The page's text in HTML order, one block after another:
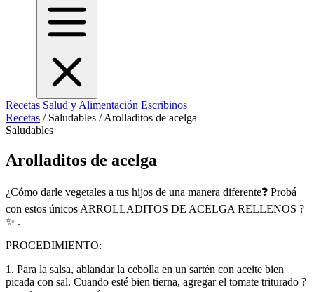
Recetas Salud y Alimentación Escribinos
Recetas / Saludables / Arolladitos de acelga
Saludables
Arolladitos de acelga
¿Cómo darle vegetales a tus hijos de una manera diferente❓ Probá
con estos únicos ARROLLADITOS DE ACELGA RELLENOS ?
✨ .
PROCEDIMIENTO:
1. Para la salsa, ablandar la cebolla en un sartén con aceite bien
picada con sal. Cuando esté bien tierna, agregar el tomate triturado ?